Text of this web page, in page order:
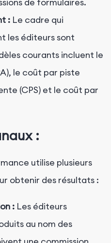
de formulaires.
: Le cadre qui
les éditeurs sont
courants incluent le
le coût par piste
(CPS) et le coût par
:
utilise plusieurs
obtenir des résultats :
: Les éditeurs
au nom des